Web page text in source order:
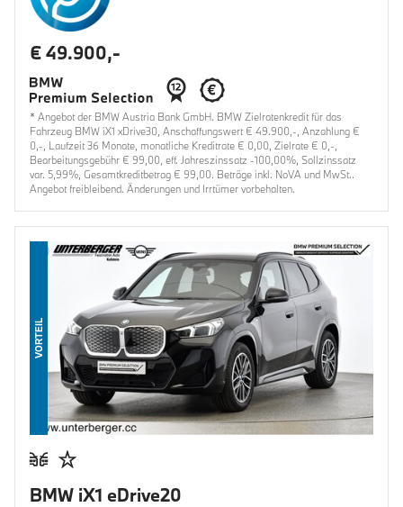
€ 49.900,-
* Angebot der BMW Austria Bank GmbH. BMW Zielratenkredit für das
Fahrzeug BMW iX1 xDrive30, Anschaffungswert € 49.900,-, Anzahlung €
0,-, Laufzeit 36 Monate, monatliche Kreditrate € 0,00, Zielrate € 0,-,
Bearbeitungsgebühr € 99,00, eff. Jahreszinssatz -100,00%, Sollzinssatz
var. 5,99%, Gesamtkreditbetrag € 99,00. Beträge inkl. NoVA und MwSt..
Angebot freibleibend. Änderungen und Irrtümer vorbehalten.
VORTEIL
BMW iX1 eDrive20